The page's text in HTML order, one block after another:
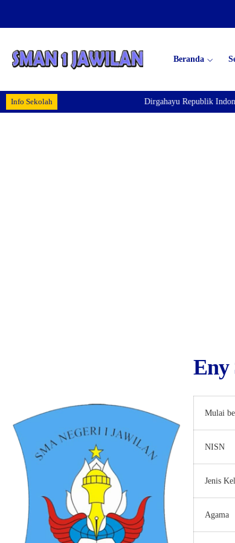
Beranda
Info Sekolah Dirgahayu Republik
Eny
Mulai
NISN
Jenis
Agama